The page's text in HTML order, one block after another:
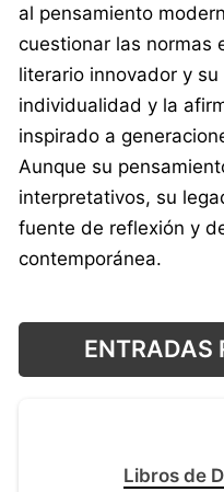
al pensamiento
cuestionar las normas
literario innovador y
individualidad y la
inspirado a
Aunque su
interpretativos, su
fuente de reflexión y
contemporánea.
ENTRADAS
Libros de